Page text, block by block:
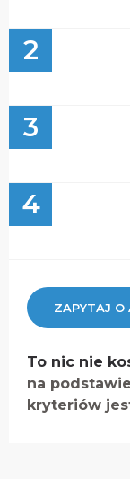
2
3
4
ZAPYTAJ O
To nic nie
na
kryteriów